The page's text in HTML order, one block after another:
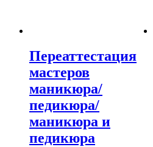
Переаттестация
мастеров
маникюра/
педикюра/
маникюра и
педикюра